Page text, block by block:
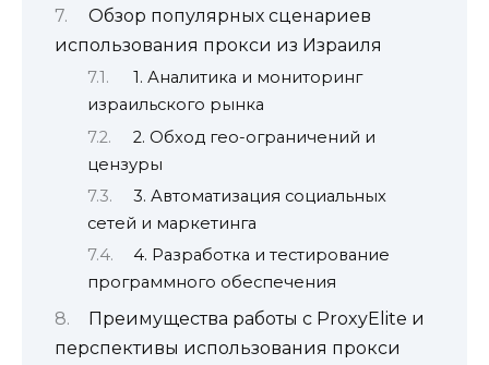
Обзор популярных сценариев
использования прокси из Израиля
1. Аналитика и мониторинг
израильского рынка
2. Обход гео-ограничений и
цензуры
3. Автоматизация социальных
сетей и маркетинга
4. Разработка и тестирование
программного обеспечения
Преимущества работы с ProxyElite и
перспективы использования прокси